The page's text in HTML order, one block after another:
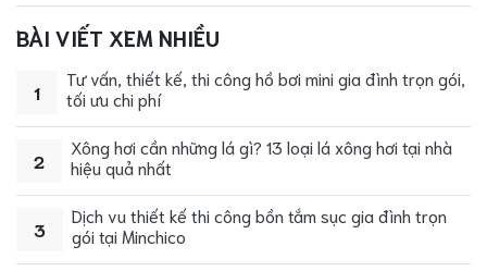
BÀI VIẾT XEM NHIỀU
1
Tư vấn, thiết kế, thi công hồ bơi mini gia đình trọn gói,
tối ưu chi phí
2
Xông hơi cần những lá gì? 13 loại lá xông hơi tại nhà
hiệu quả nhất
3
Dịch vu thiết kế thi công bồn tắm sục gia đình trọn
gói tại Minchico